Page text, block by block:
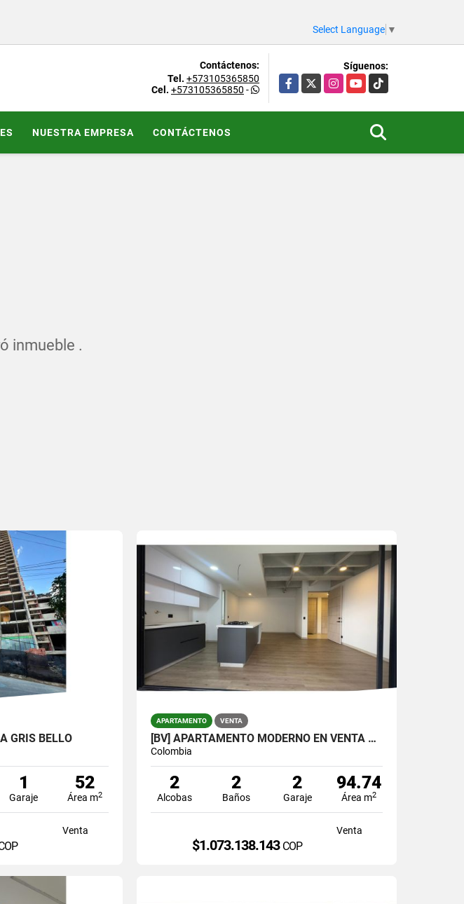
Select Language ▼
Contáctenos:
Tel. +573105365850
Cel. +573105365850 -
Síguenos:
Facebook
X InstagramYouTubeTikTok
NUESTRA EMPRESA CONTÁCTENOS
inmueble .
GRIS BELLO
1
Garaje
52
Área m2
Venta
APARTAMENTO VENTA
[BV] APARTAMENTO MODERNO EN VENTA EN ENVIGADO, LOMA DE LOS MESA
Colombia
2
Alcobas
2
Baños
2
Garaje
94.74
Área m2
Venta
$1.073.138.143 COP